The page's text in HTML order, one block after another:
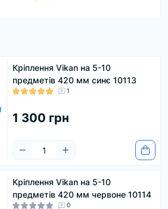
Кріплення Vikan на 5-10
предметів 420 мм синє 10113
1
1 300 грн
Кріплення Vikan на 5-10
предметів 420 мм червоне 10114
0